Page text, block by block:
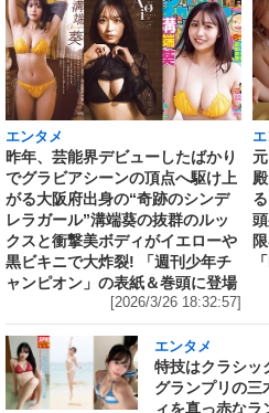
エンタメ
昨年、芸能界デビューしたばかり
でグラビアシーンの頂点へ駆け上
がる大阪府出身の“奇跡のシンデ
レラガール”溝端葵の抜群のルッ
クスと衝撃美ボディがイエローや
黒ビキニで大炸裂! 「週刊少年チ
ャンピオン」の表紙＆巻頭に登場
[2026/3/26 18:32:57]
エンタメ
特技はクラシッ
グランプリの三
ィを真っ赤な